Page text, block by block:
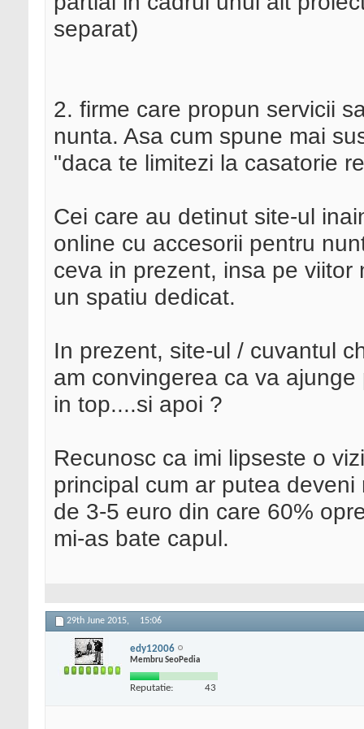
separat)
2. firme care propun servicii
nunta. Asa cum spune mai
"daca te limitezi la casatorie
Cei care au detinut site-ul
online cu accesorii pentru
ceva in prezent, insa pe
un spatiu dedicat.
In prezent, site-ul / cuvantul
am convingerea ca va
in top....si apoi ?
Recunosc ca imi lipseste o
principal cum ar putea
de 3-5 euro din care 60%
mi-as bate capul.
29th June 2015, 15:06
edy12006
Membru SeoPedia
Reputatie: 43